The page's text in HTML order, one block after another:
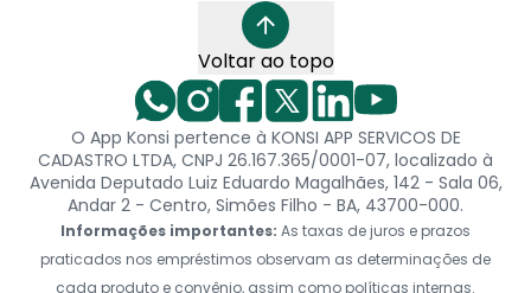
Voltar ao topo
O App Konsi pertence à KONSI APP SERVICOS DE
CADASTRO LTDA, CNPJ 26.167.365/0001-07, localizado à
Avenida Deputado Luiz Eduardo Magalhães, 142 - Sala 06,
Andar 2 - Centro, Simões Filho - BA, 43700-000.
Informações importantes: As taxas de juros e prazos
praticados nos empréstimos observam as determinações de
cada produto e convênio, assim como políticas internas.